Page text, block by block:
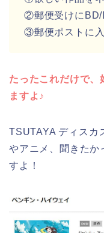
②郵便受けにBD/
③郵便ポストに
たったこれだけで、
ますよ♪
TSUTAYA ディスカ
やアニメ、聞きたか
すよ！